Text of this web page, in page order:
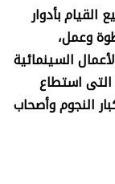
بأدوار
وعمل،
السينمائية
التى استطاع
النجوم وأصحاب